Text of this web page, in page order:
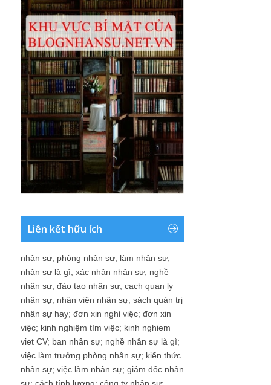
Liên kết hữu ích
nhân sự; phòng nhân sự; làm nhân sự;
nhân sự là gì; xác nhận nhân sự; nghề
nhân sự; đào tạo nhân sự; cach quan ly
nhân sự; nhân viên nhân sự; sách quản trị
nhân sự hay; đơn xin nghỉ việc; đơn xin
việc; kinh nghiệm tìm việc; kinh nghiem
viet CV; ban nhân sự; nghề nhân sự là gì;
việc làm trưởng phòng nhân sự; kiến thức
nhân sự; việc làm nhân sự; giám đốc nhân
sự; cách tính lương; công ty nhân sự;